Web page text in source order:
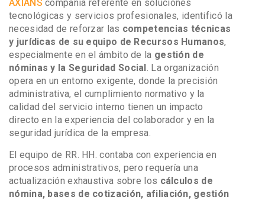
AXIANS compañía referente en soluciones
tecnológicas y servicios profesionales, identificó la
necesidad de reforzar las competencias técnicas
y jurídicas de su equipo de Recursos Humanos,
especialmente en el ámbito de la gestión de
nóminas y la Seguridad Social . La organización
opera en un entorno exigente, donde la precisión
administrativa, el cumplimiento normativo y la
calidad del servicio interno tienen un impacto
directo en la experiencia del colaborador y en la
seguridad jurídica de la empresa.
El equipo de RR. HH. contaba con experiencia en
procesos administrativos, pero requería una
actualización exhaustiva sobre los cálculos de
nómina, bases de cotización, afiliación, gestión